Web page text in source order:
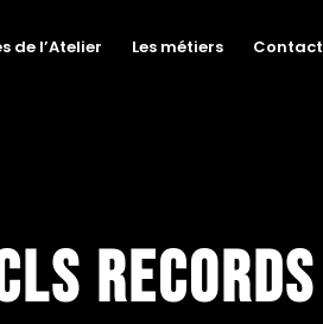
de l’Atelier Les métiers Contact
Records